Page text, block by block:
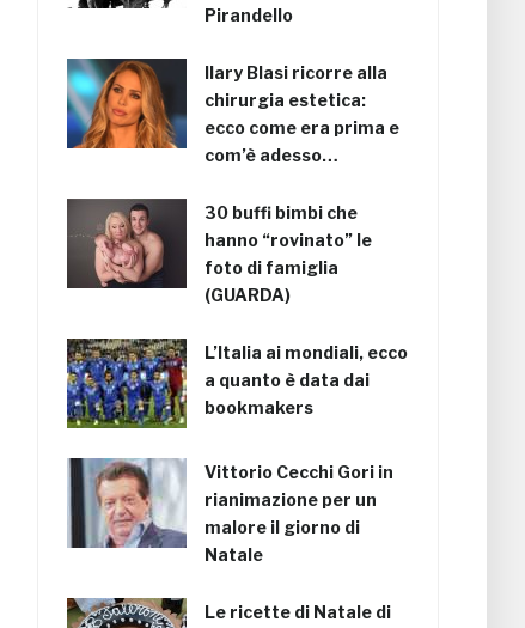
Pirandello
Ilary Blasi ricorre alla
chirurgia estetica:
ecco come era prima e
com’è adesso…
30 buffi bimbi che
hanno “rovinato” le
foto di famiglia
(GUARDA)
L’Italia ai mondiali, ecco
a quanto è data dai
bookmakers
Vittorio Cecchi Gori in
rianimazione per un
malore il giorno di
Natale
Le ricette di Natale di